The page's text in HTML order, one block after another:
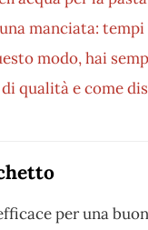
manciata:
modo, hai
qualità e come
per una